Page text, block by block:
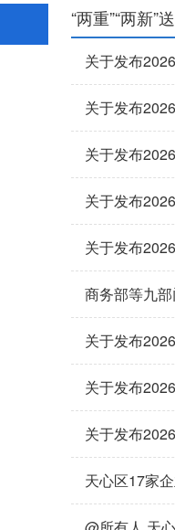
“两重”“两新”
关于发布
关于发布
关于发布
关于发布
关于发布
商务部等九
关于发布
关于发布
关于发布
天心区17家